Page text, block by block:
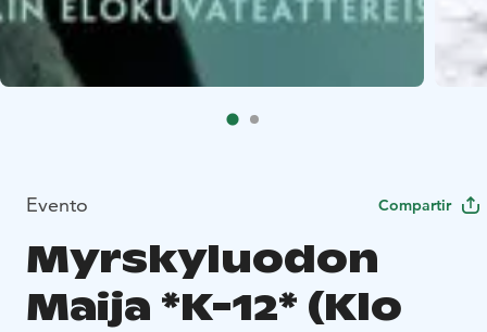
Evento Compartir
Myrskyluodon
Maija *K-12* (Klo